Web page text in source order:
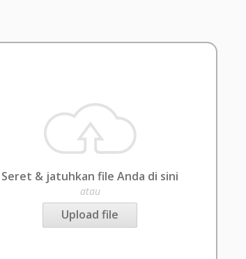
Seret & jatuhkan file Anda di sini
atau
Upload file